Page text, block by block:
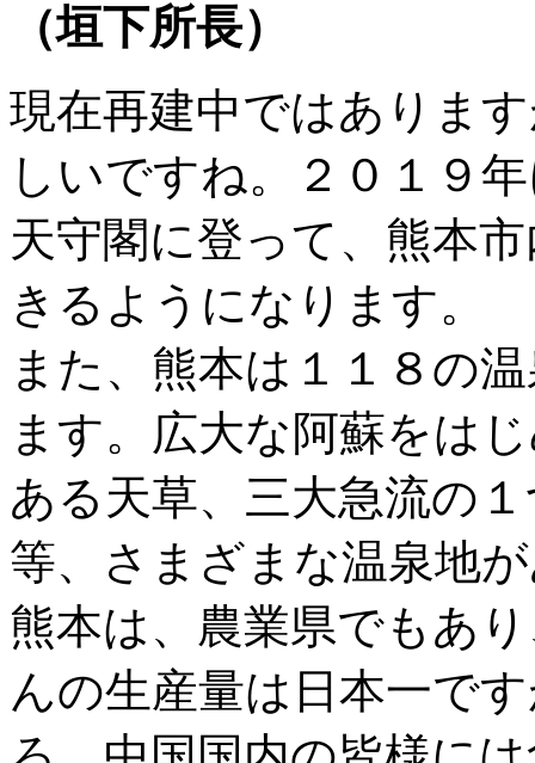
（垣下所長）
現在再建中ではありま
しいですね。２０１９
天守閣に登って、熊本
きるようになります。
また、熊本は１１８の
ます。広大な阿蘇をは
ある天草、三大急流の
等、さまざまな温泉地
熊本は、農業県でもあ
んの生産量は日本一で